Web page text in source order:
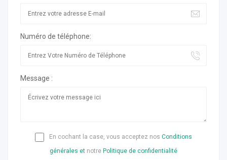
Numéro de téléphone:
Message :
En cochant la case, vous acceptez nos Conditions
générales et notre Politique de confidentialité